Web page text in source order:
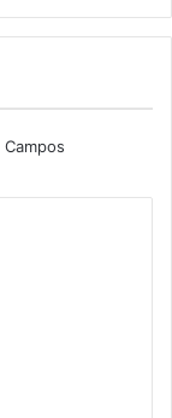
Campos